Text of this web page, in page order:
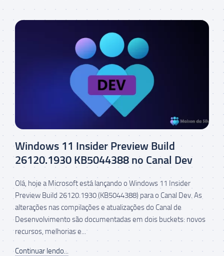
Windows 11 Insider Preview Build
26120.1930 KB5044388 no Canal Dev
Olá, hoje a Microsoft está lançando o Windows 11 Insider
Preview Build 26120.1930 (KB5044388) para o Canal Dev. As
alterações nas compilações e atualizações do Canal de
Desenvolvimento são documentadas em dois buckets: novos
recursos, melhorias e...
Continuar lendo...